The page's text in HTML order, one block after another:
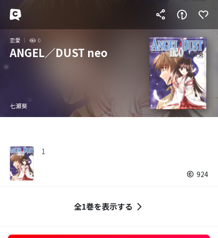
恋愛 0
ANGEL／DUST neo
七瀬葵
1
924
全1巻を表示する